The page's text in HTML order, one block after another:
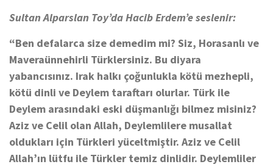
Sultan Alparslan Toy’da Hacib Erdem’e seslenir:
“Ben defalarca size demedim mi? Siz, Horasanlı ve
Maveraünnehirli Türklersiniz. Bu diyara
yabancısınız. Irak halkı çoğunlukla kötü mezhepli,
kötü dinli ve Deylem taraftarı olurlar. Türk ile
Deylem arasındaki eski düşmanlığı bilmez misiniz?
Aziz ve Celil olan Allah, Deylemlilere musallat
oldukları için Türkleri yüceltmiştir. Aziz ve Celil
Allah’ın lütfu ile Türkler temiz dinlidir. Deylemliler